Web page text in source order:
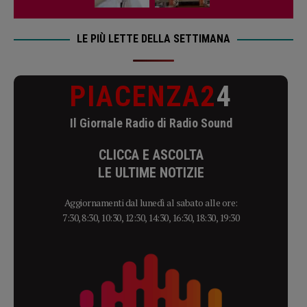
LE PIÙ LETTE DELLA SETTIMANA
PIACENZA24
Il Giornale Radio di Radio Sound
CLICCA E ASCOLTA
LE ULTIME NOTIZIE
Aggiornamenti dal lunedì al sabato alle ore:
7:30, 8:30, 10:30, 12:30, 14:30, 16:30, 18:30, 19:30